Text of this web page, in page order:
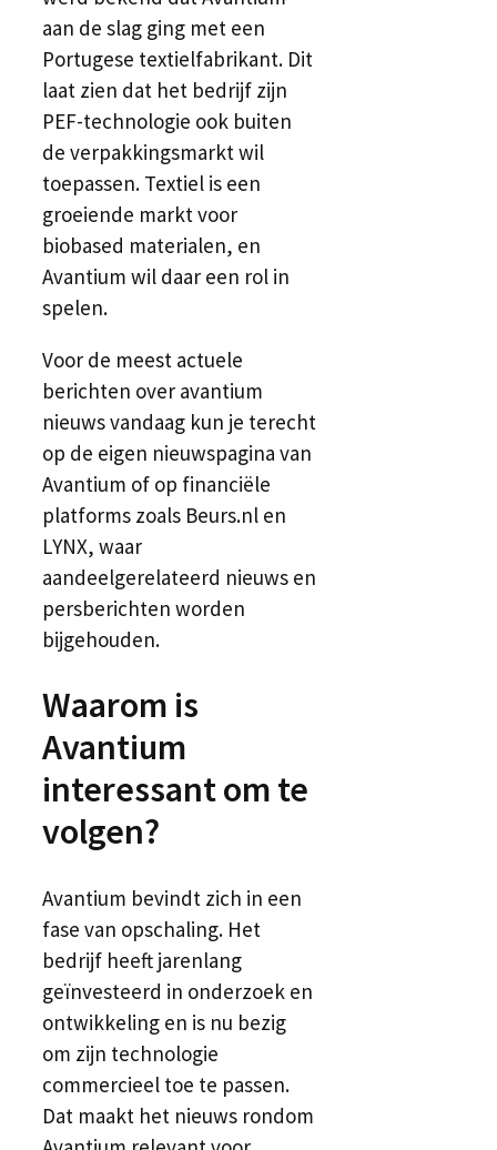
aan de slag ging met een
Portugese textielfabrikant. Dit
laat zien dat het bedrijf zijn
PEF-technologie ook buiten
de verpakkingsmarkt wil
toepassen. Textiel is een
groeiende markt voor
biobased materialen, en
Avantium wil daar een rol in
spelen.
Voor de meest actuele
berichten over avantium
nieuws vandaag kun je terecht
op de eigen nieuwspagina van
Avantium of op financiële
platforms zoals Beurs.nl en
LYNX, waar
aandeelgerelateerd nieuws en
persberichten worden
bijgehouden.
Waarom is
Avantium
interessant om te
volgen?
Avantium bevindt zich in een
fase van opschaling. Het
bedrijf heeft jarenlang
geïnvesteerd in onderzoek en
ontwikkeling en is nu bezig
om zijn technologie
commercieel toe te passen.
Dat maakt het nieuws rondom